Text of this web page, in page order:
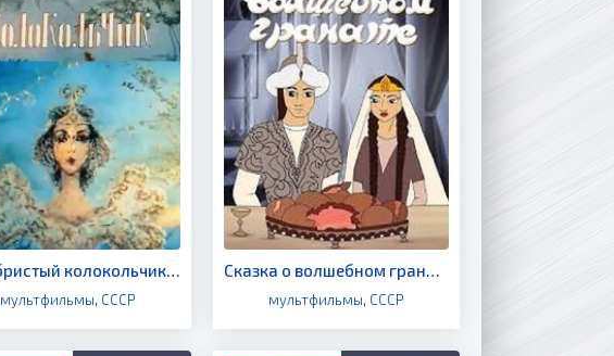
Серебристый колокольчик (мультфильм 1986)
мультфильмы, СССР
Сказка о волшебном гранате (мультфильм 1982)
мультфильмы, СССР